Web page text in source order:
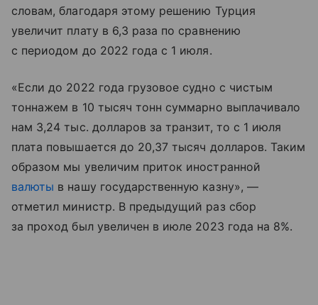
словам, благодаря этому решению Турция
увеличит плату в 6,3 раза по сравнению
с периодом до 2022 года с 1 июля.
«Если до 2022 года грузовое судно с чистым
тоннажем в 10 тысяч тонн суммарно выплачивало
нам 3,24 тыс. долларов за транзит, то с 1 июля
плата повышается до 20,37 тысяч долларов. Таким
образом мы увеличим приток иностранной
валюты в нашу государственную казну», —
отметил министр. В предыдущий раз сбор
за проход был увеличен в июле 2023 года на 8%.